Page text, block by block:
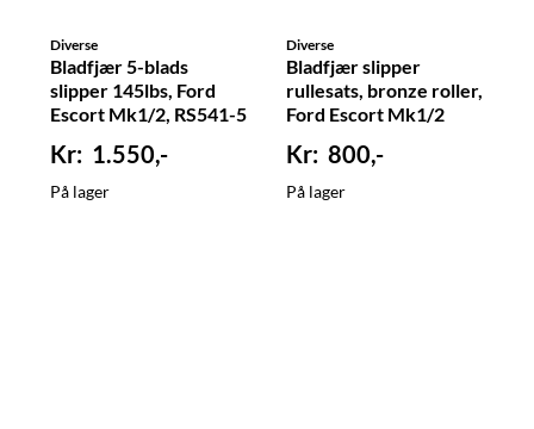
Diverse
Bladfjær 5-blads
slipper 145lbs, Ford
Escort Mk1/2, RS541-5
1.550,-
På lager
Diverse
Bladfjær slipper
rullesats, bronze roller,
Ford Escort Mk1/2
800,-
På lager